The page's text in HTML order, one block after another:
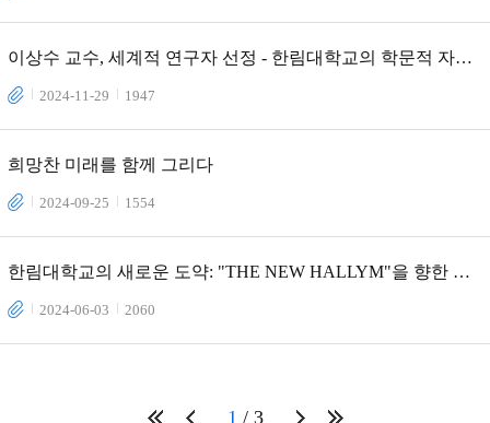
이상수 교수, 세계적 연구자 선정 - 한림대학교의 학문적 자부
심
2024-11-29 1947
희망찬 미래를 함께 그리다
2024-09-25 1554
한림대학교의 새로운 도약: "THE NEW HALLYM"을 향한 우
리의 여정
2024-06-03 2060
1 3